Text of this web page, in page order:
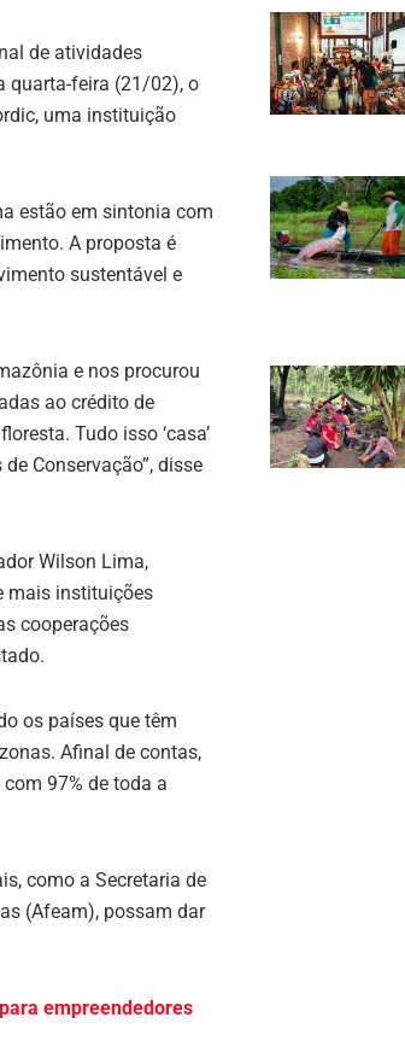
de atividades
quarta-feira (21/02), o
uma instituição
estão em sintonia com
A proposta é
sustentável e
e nos procurou
ao crédito de
Tudo isso ‘casa’
Conservação”, disse
Wilson Lima,
mais instituições
cooperações
os países que têm
Afinal de contas,
97% de toda a
como a Secretaria de
(Afeam), possam dar
empreendedores